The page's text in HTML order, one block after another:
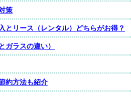
策
とリース（レンタル）どちらがお得？
ガラスの違い）
約方法も紹介